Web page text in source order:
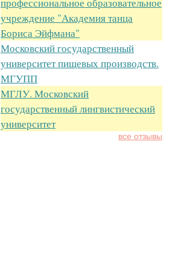
учреждение "Академия танца
Бориса Эйфмана"
Московский государственный
университет пищевых производств.
МГУПП
МГЛУ. Московский
государственный лингвистический
университет
все отзывы